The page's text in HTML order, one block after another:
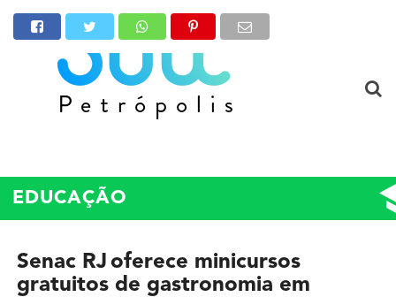
EDUCAÇÃO
Senac RJ oferece minicursos
gratuitos de gastronomia em